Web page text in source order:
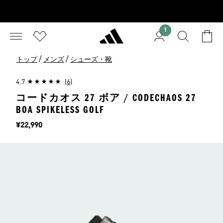
1
トップ / メンズ / シューズ・靴
4.7 (6)
コードカオス 27 ボア / CODECHAOS 27
BOA SPIKELESS GOLF
価格
¥22,990